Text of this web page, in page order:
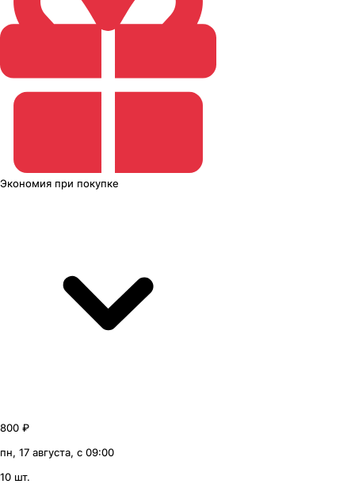
Экономия при покупке
800 ₽
пн, 17 августа, с 09:00
10 шт.